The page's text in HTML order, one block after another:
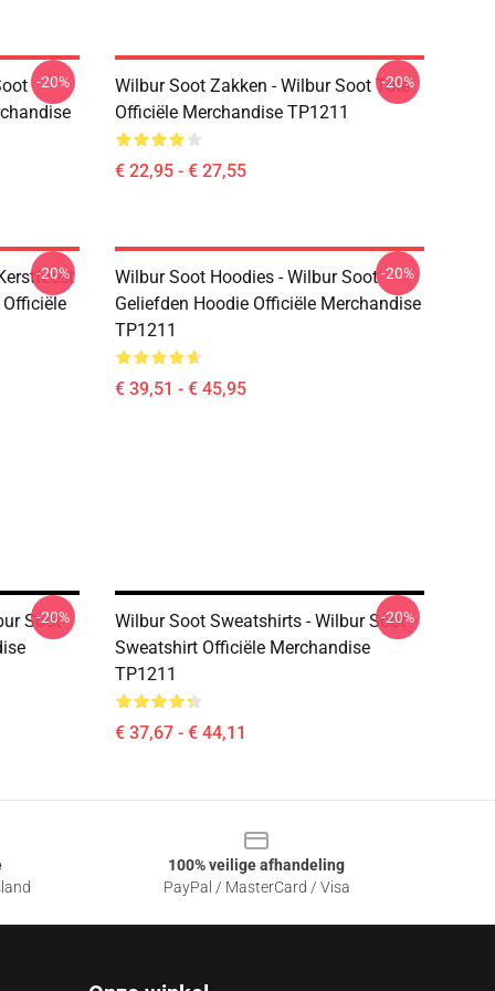
-20%
Wilbur Soot Zakken - Wilbur Soot Tote
Officiële Merchandise TP1211
€ 22,95 - € 27,55
-20%
-20%
Wilbur Soot Hoodies - Wilbur Soot
Geliefden Hoodie Officiële Merchandise
TP1211
€ 39,51 - € 45,95
-20%
Soot
-20%
Wilbur Soot Sweatshirts - Wilbur Soot
Sweatshirt Officiële Merchandise
TP1211
€ 37,67 - € 44,11
-20%
100% veilige afhandeling
PayPal / MasterCard / Visa